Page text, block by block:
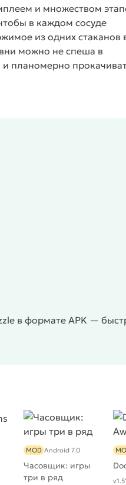
и множеством
в каждом сосуде
из одних стаканов
можно не спеша в
планомерно
в формате APK —
Часовщик: игры
три в ряд
MOD Android 7.0